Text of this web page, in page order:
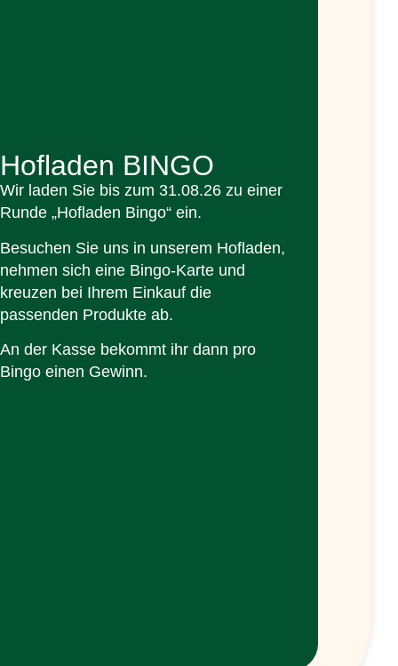
Hofladen BINGO
Wir laden Sie bis zum 31.08.26 zu einer
Runde „Hofladen Bingo“ ein.
Besuchen Sie uns in unserem Hofladen,
nehmen sich eine Bingo-Karte und
kreuzen bei Ihrem Einkauf die
passenden Produkte ab.
An der Kasse bekommt ihr dann pro
Bingo einen Gewinn.